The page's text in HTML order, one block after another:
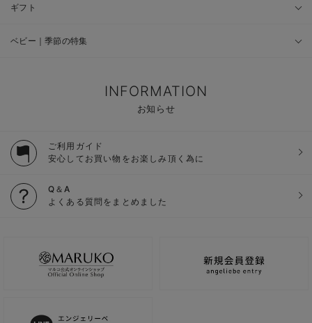
ギフト
ベビー｜季節の特集
INFORMATION
お知らせ
ご利用ガイド
安心してお買い物をお楽しみ頂く為に
Q＆A
よくある質問をまとめました